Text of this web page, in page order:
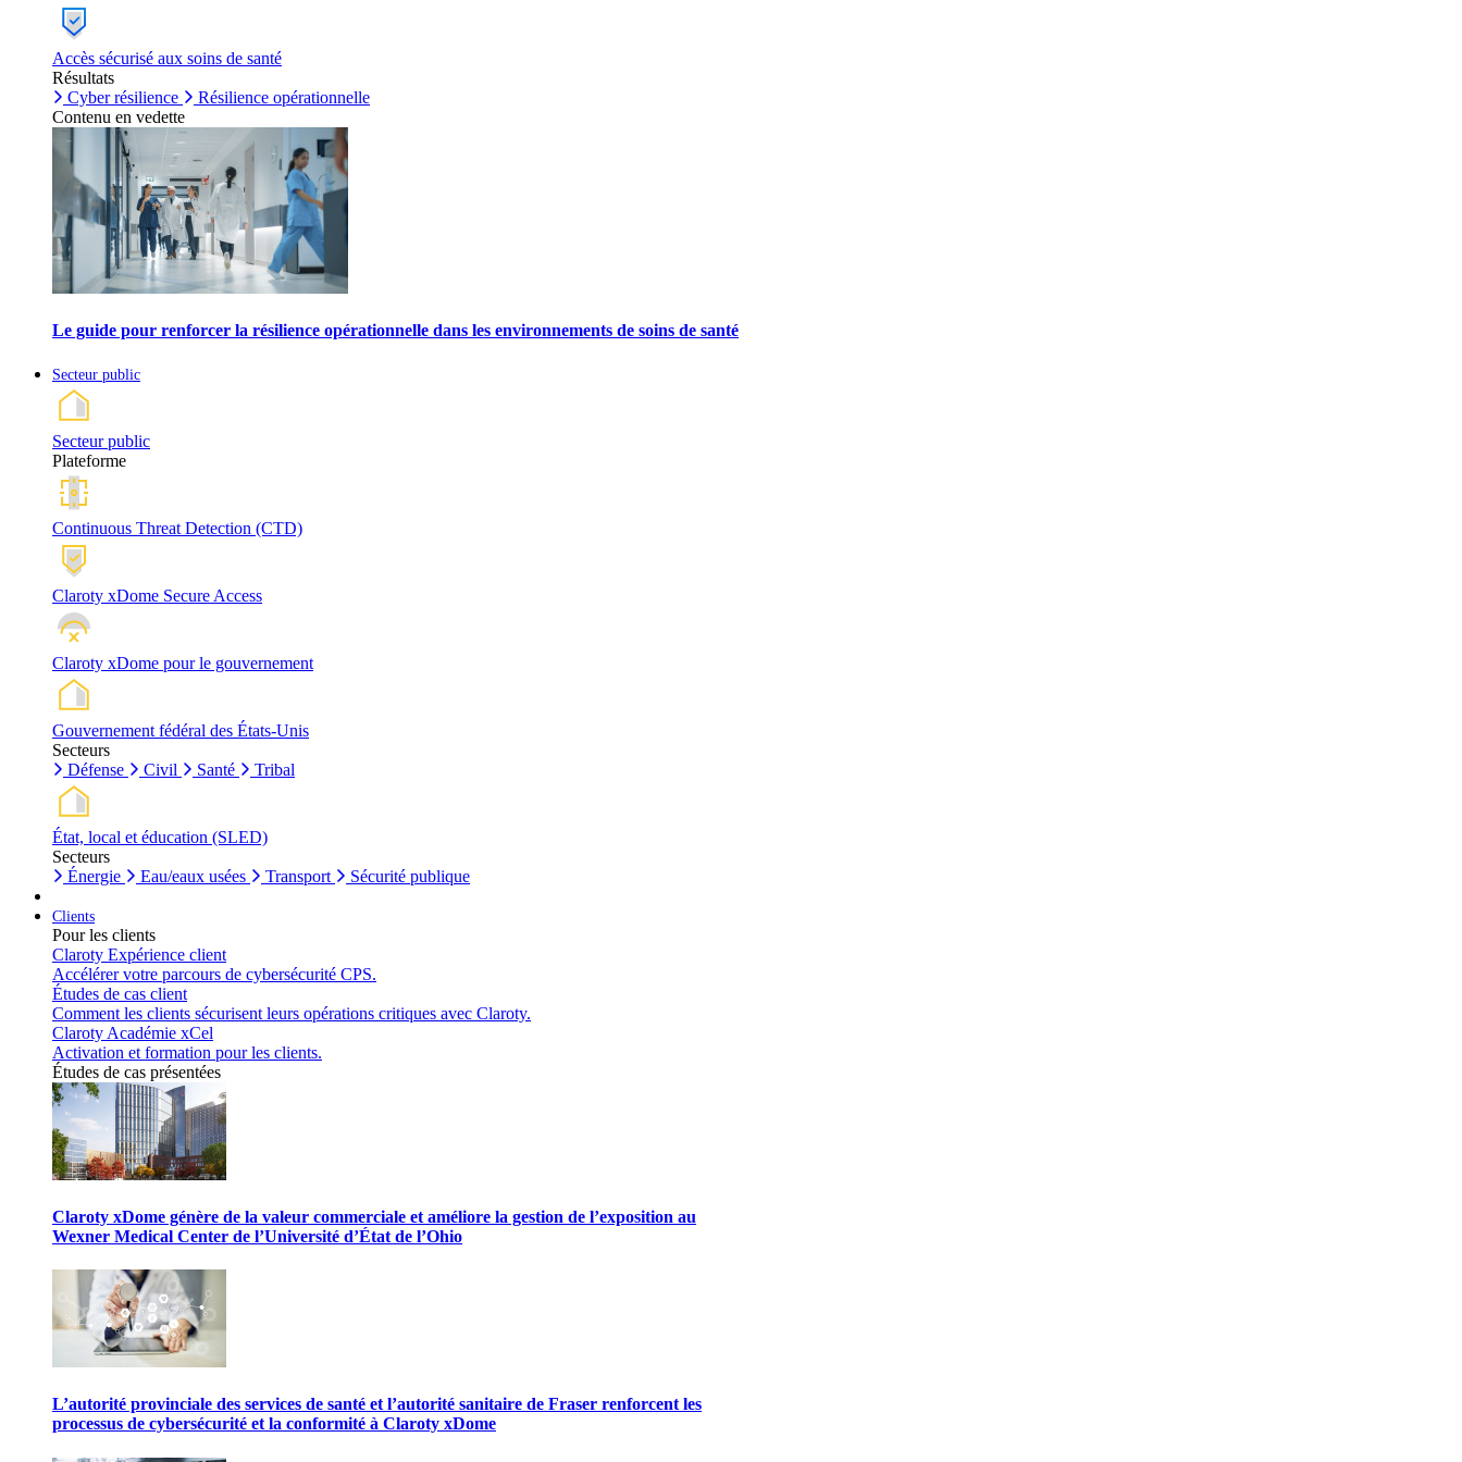
Accès sécurisé aux soins de santé
Résultats
Cyber résilience
Résilience opérationnelle
Contenu en vedette
Le guide pour renforcer la résilience opérationnelle dans les environnements de soins de santé
Secteur public
Secteur public
Plateforme
Continuous Threat Detection (CTD)
Claroty xDome Secure Access
Claroty xDome pour le gouvernement
Gouvernement fédéral des États-Unis
Secteurs
Défense
Civil Santé Tribal
État, local et éducation (SLED)
Secteurs
Énergie
Eau/eaux usées Transport Sécurité publique
Clients
Pour les clients
Claroty Expérience client
Accélérer votre parcours de cybersécurité CPS.
Études de cas client
Comment les clients sécurisent leurs opérations critiques avec Claroty.
Claroty Académie xCel
Activation et formation pour les clients.
Études de cas présentées
Claroty xDome génère de la valeur commerciale et améliore la gestion de l’exposition au
Wexner Medical Center de l’Université d’État de l’Ohio
L’autorité provinciale des services de santé et l’autorité sanitaire de Fraser renforcent les
processus de cybersécurité et la conformité à Claroty xDome